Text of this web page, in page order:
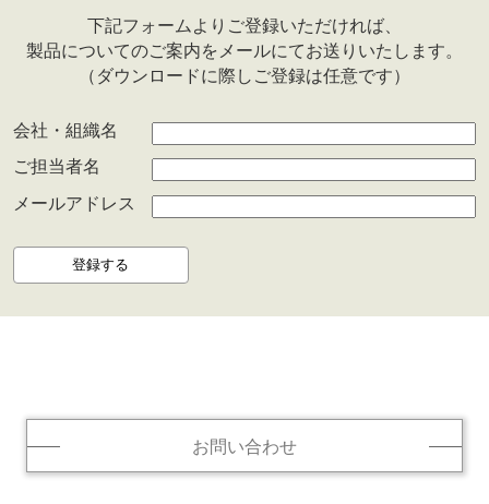
下記フォームよりご登録いただければ、
製品についてのご案内をメールにてお送りいたします。
（ダウンロードに際しご登録は任意です）
会社・組織名
ご担当者名
メールアドレス
お問い合わせ